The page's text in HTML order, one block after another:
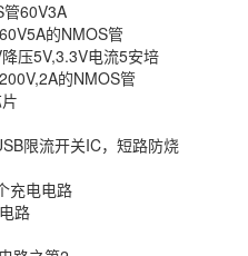
60V3A
的NMOS管
压5V,3.3V电流5安培
的NMOS管
限流开关IC，短路防烧
充电电路
路